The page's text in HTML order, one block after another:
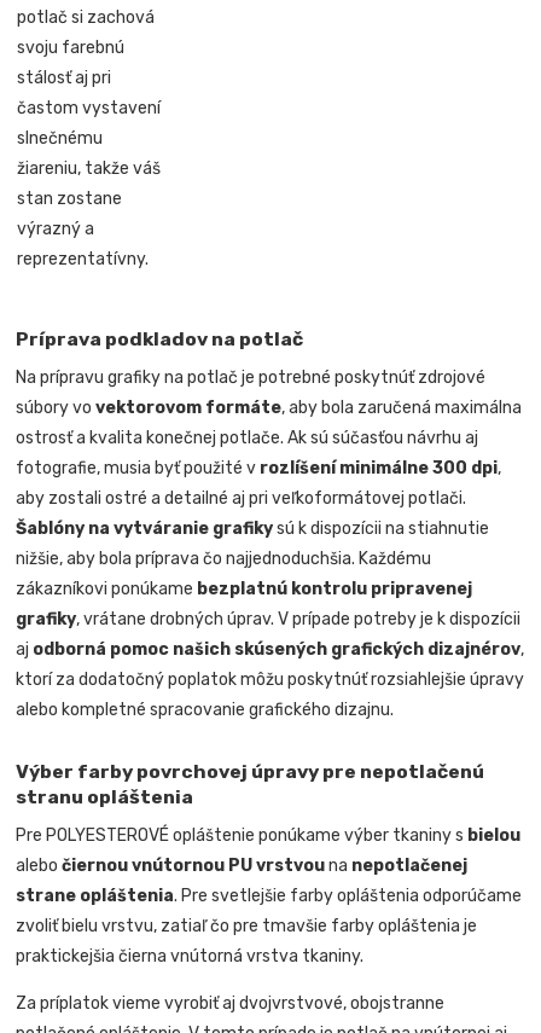
potlač si zachová
svoju farebnú
stálosť aj pri
častom vystavení
slnečnému
žiareniu, takže váš
stan zostane
výrazný a
reprezentatívny.
Príprava podkladov na potlač
Na prípravu grafiky na potlač je potrebné poskytnúť zdrojové
súbory vovektorovom formáte, aby bola zaručená maximálna
ostrosť a kvalita konečnej potlače. Ak sú súčasťou návrhu aj
fotografie, musia byť použité v rozlíšení minimálne 300 dpi,
aby zostali ostré a detailné aj pri veľkoformátovej potlači.
Šablóny na vytváranie grafikysú k dispozícii na stiahnutie
nižšie, aby bola príprava čo najjednoduchšia. Každému
zákazníkovi ponúkame bezplatnú kontrolu pripravenej
grafiky, vrátane drobných úprav. V prípade potreby je k dispozícii
aj odborná pomoc našich skúsených grafických dizajnérov,
ktorí za dodatočný poplatok môžu poskytnúť rozsiahlejšie úpravy
alebo kompletné spracovanie grafického dizajnu.
Výber farby povrchovej úpravy pre nepotlačenú
stranu opláštenia
Pre POLYESTEROVÉ opláštenie ponúkame výber tkaniny s bielou
alebočiernou vnútornou PU vrstvouna nepotlačenej
strane opláštenia. Pre svetlejšie farby opláštenia odporúčame
zvoliť bielu vrstvu, zatiaľ čo pre tmavšie farby opláštenia je
praktickejšia čierna vnútorná vrstva tkaniny.
Za príplatok vieme vyrobiť aj dvojvrstvové, obojstranne